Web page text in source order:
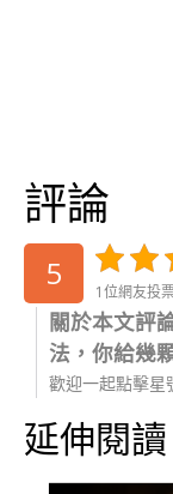
評論
5 1位網友投
關於本文評
法，你給幾
歡迎一起點擊星
延伸閱讀